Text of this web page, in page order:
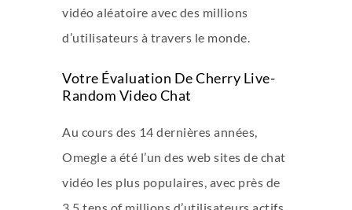
vidéo aléatoire avec des millions
d’utilisateurs à travers le monde.
Votre Évaluation De Cherry Live-
Random Video Chat
Au cours des 14 dernières années,
Omegle a été l’un des web sites de chat
vidéo les plus populaires, avec près de